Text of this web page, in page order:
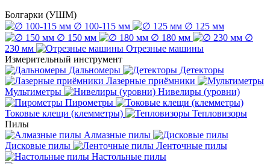
Болгарки (УШМ)
∅ 100-115 мм
∅ 125 мм
∅ 150 мм
∅ 180 мм
∅
230 мм
Отрезные машины
Измерительный инструмент
Дальномеры
Детекторы
Лазерные приёмники
Мультиметры
Нивелиры (уровни)
Пирометры
Токовые клещи (клемметры)
Тепловизоры
Пилы
Алмазные пилы
Дисковые пилы
Ленточные пилы
Настольные пилы